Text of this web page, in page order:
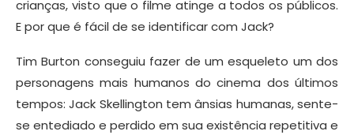
crianças, visto que o filme atinge a todos os públicos.
E por que é fácil de se identificar com Jack?
Tim Burton conseguiu fazer de um esqueleto um dos
personagens mais humanos do cinema dos últimos
tempos: Jack Skellington tem ânsias humanas, sente-
se entediado e perdido em sua existência repetitiva e